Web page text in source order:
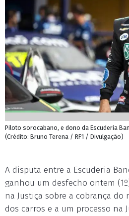
Piloto sorocabano, e dono da Escuderia
(Crédito: Bruno Terena / RF1 / Divulgação)
A disputa entre a Escuderia
ganhou um desfecho ontem
na Justiça sobre a cobrança do
dos carros e a um processo na